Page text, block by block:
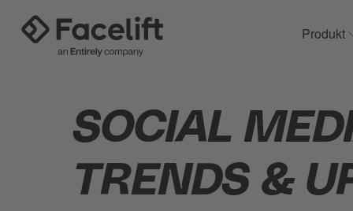
Produkt
SOCIAL
TRENDS &